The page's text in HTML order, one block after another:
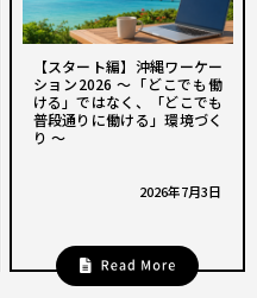
【スタート編】沖縄ワーケー
ション2026 〜「どこでも働
ける」ではなく、「どこでも
普段通りに働ける」環境づく
り 〜
2026年7月3日